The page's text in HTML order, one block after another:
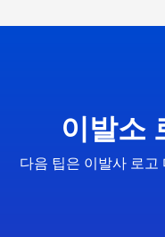
이발소
다음 팁은 이발사 로고